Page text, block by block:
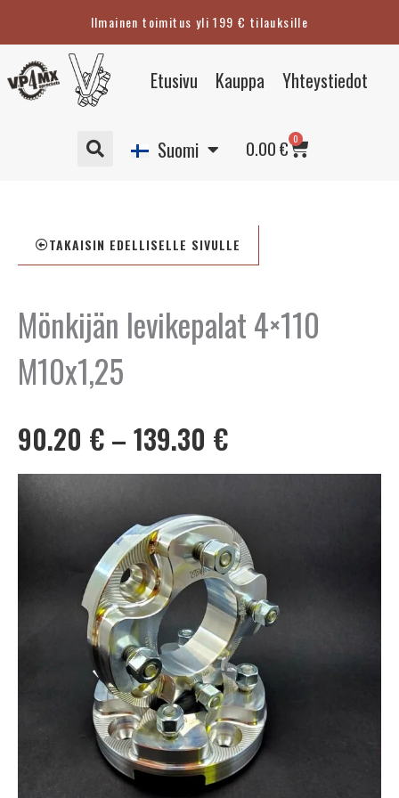
Ilmainen toimitus yli 199 € tilauksille
Etusivu Kauppa Yhteystiedot
Suomi
English
Deutsch
0.00€ 0
Cart
TAKAISIN EDELLISELLE SIVULLE
Mönkijän levikepalat 4×110
M10x1,25
90.20 € – 139.30 €Hintaluokka:
90.20 €
-
139.30 €